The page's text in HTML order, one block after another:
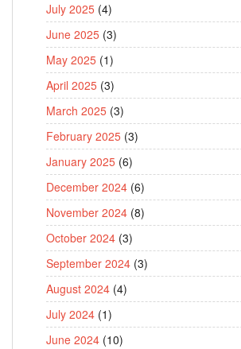
July 2025 (4)
June 2025 (3)
May 2025 (1)
April 2025 (3)
March 2025 (3)
February 2025 (3)
January 2025 (6)
December 2024 (6)
November 2024 (8)
October 2024 (3)
September 2024 (3)
August 2024 (4)
July 2024 (1)
June 2024 (10)